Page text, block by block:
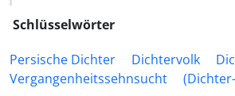
Schlüsselwörter
Persische Dichter
Dichtervolk
Vergangenheitssehnsucht